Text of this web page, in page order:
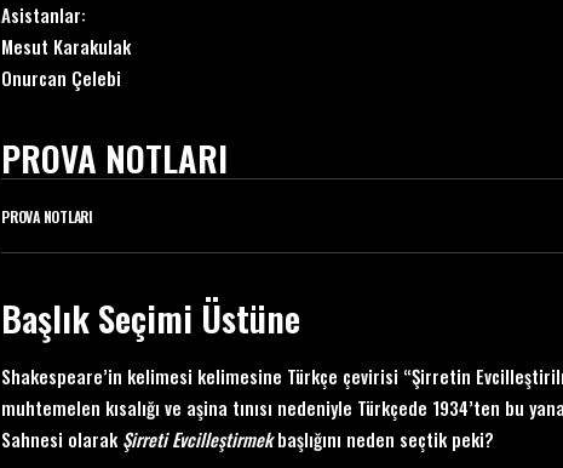
Asistanlar:
Mesut Karakulak
Onurcan Çelebi
PROVA NOTLARI
PROVA NOTLARI
Başlık Seçimi Üstüne
Shakespeare’in kelimesi kelimesine Türkçe çevirisi “Şirretin
muhtemelen kısalığı ve aşina tınısı nedeniyle Türkçede 1934’ten bu yana
Sahnesi olarak Şirreti Evcilleştirmekbaşlığını neden seçtik peki?